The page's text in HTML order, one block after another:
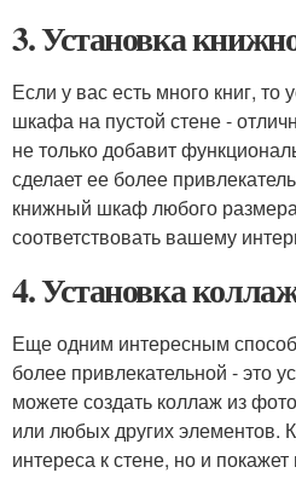
3. Установка
Если у вас есть много книг, то
шкафа на пустой стене -
не только добавит
сделает ее более
книжный шкаф любого
соответствовать вашему
4. Установка
Еще одним интересным
более привлекательной - это
можете создать коллаж из
или любых других элементов.
интереса к стене, но и